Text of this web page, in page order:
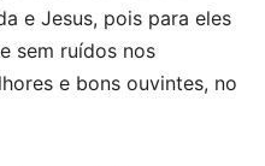
e Jesus, pois para eles
sem ruídos nos
e bons ouvintes, no